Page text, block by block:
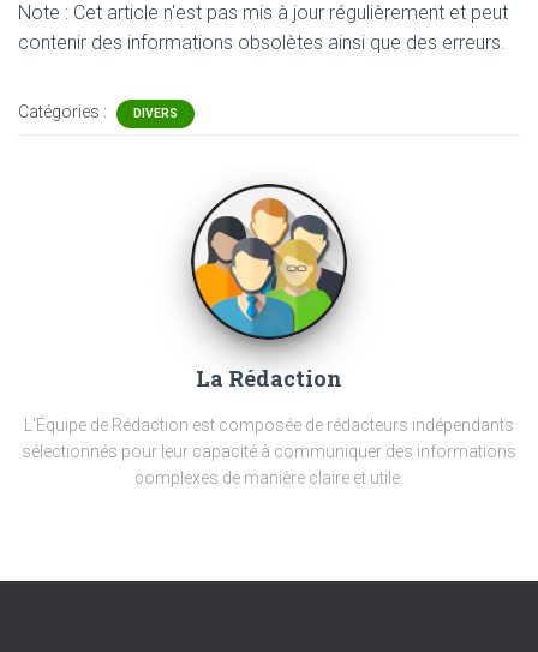
Note : Cet article n'est pas mis à jour régulièrement et peut
contenir des informations obsolètes ainsi que des erreurs.
Catégories : DIVERS
La Rédaction
L'Équipe de Rédaction est composée de rédacteurs indépendants
sélectionnés pour leur capacité à communiquer des informations
complexes de manière claire et utile.